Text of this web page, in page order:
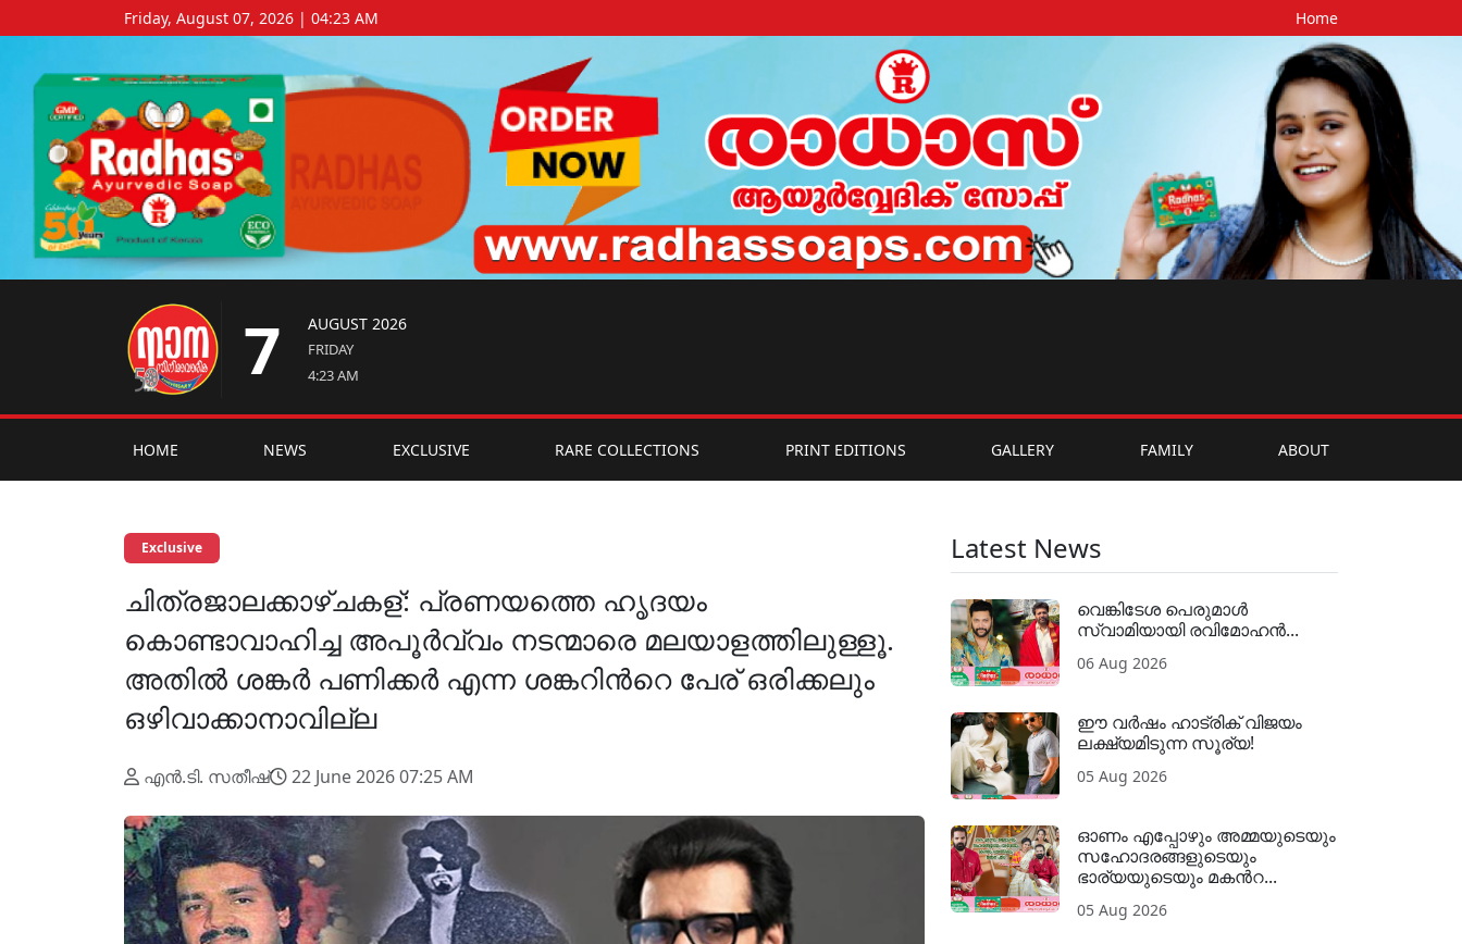
Friday, August 07, 2026 | 04:23 AM Home
7 AUGUST 2026
FRIDAY
4:23 AM
HOME NEWS EXCLUSIVE RARE COLLECTIONS PRINT EDITIONS GALLERY FAMILY ABOUT
Exclusive
ചിത്രജാലക്കാഴ്ചകള്: പ്രണയത്തെ ഹൃദയം
കൊണ്ടാവാഹിച്ച അപൂര്‍വ്വം നടന്മാരെ മലയാളത്തിലുള്ളൂ.
അതില്‍ ശങ്കര്‍ പണിക്കര്‍ എന്ന ശങ്കറിന്‍റെ പേര് ഒരിക്കലും
ഒഴിവാക്കാനാവില്ല
എന്‍.ടി. സതീഷ് 22 June 2026 07:25 AM
Latest News
വെങ്കിടേശ പെരുമാൾ
സ്വാമിയായി രവിമോഹൻ...
06 Aug 2026
ഈ വർഷം ഹാട്രിക് വിജയം
ലക്ഷ്യമിടുന്ന സൂര്യ!
05 Aug 2026
ഓണം എപ്പോഴും അമ്മയുടെയും
സഹോദരങ്ങളുടെയും
ഭാര്യയുടെയും മകന്‍റ...
05 Aug 2026